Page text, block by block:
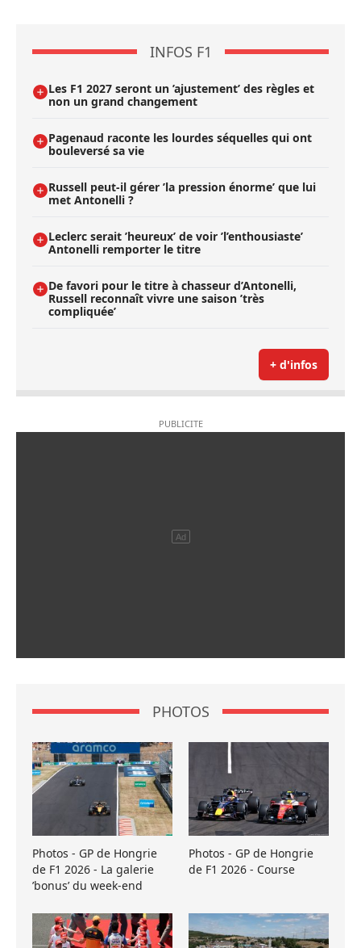
INFOS F1
Les F1 2027 seront un ’ajustement’ des règles et
non un grand changement
Pagenaud raconte les lourdes séquelles qui ont
bouleversé sa vie
Russell peut-il gérer ’la pression énorme’ que lui
met Antonelli ?
Leclerc serait ’heureux’ de voir ’l’enthousiaste’
Antonelli remporter le titre
De favori pour le titre à chasseur d’Antonelli,
Russell reconnaît vivre une saison ’très
compliquée’
+ d'infos
PHOTOS
Photos - GP de Hongrie
de F1 2026 - La galerie
’bonus’ du week-end
Photos - GP de Hongrie
de F1 2026 - Course